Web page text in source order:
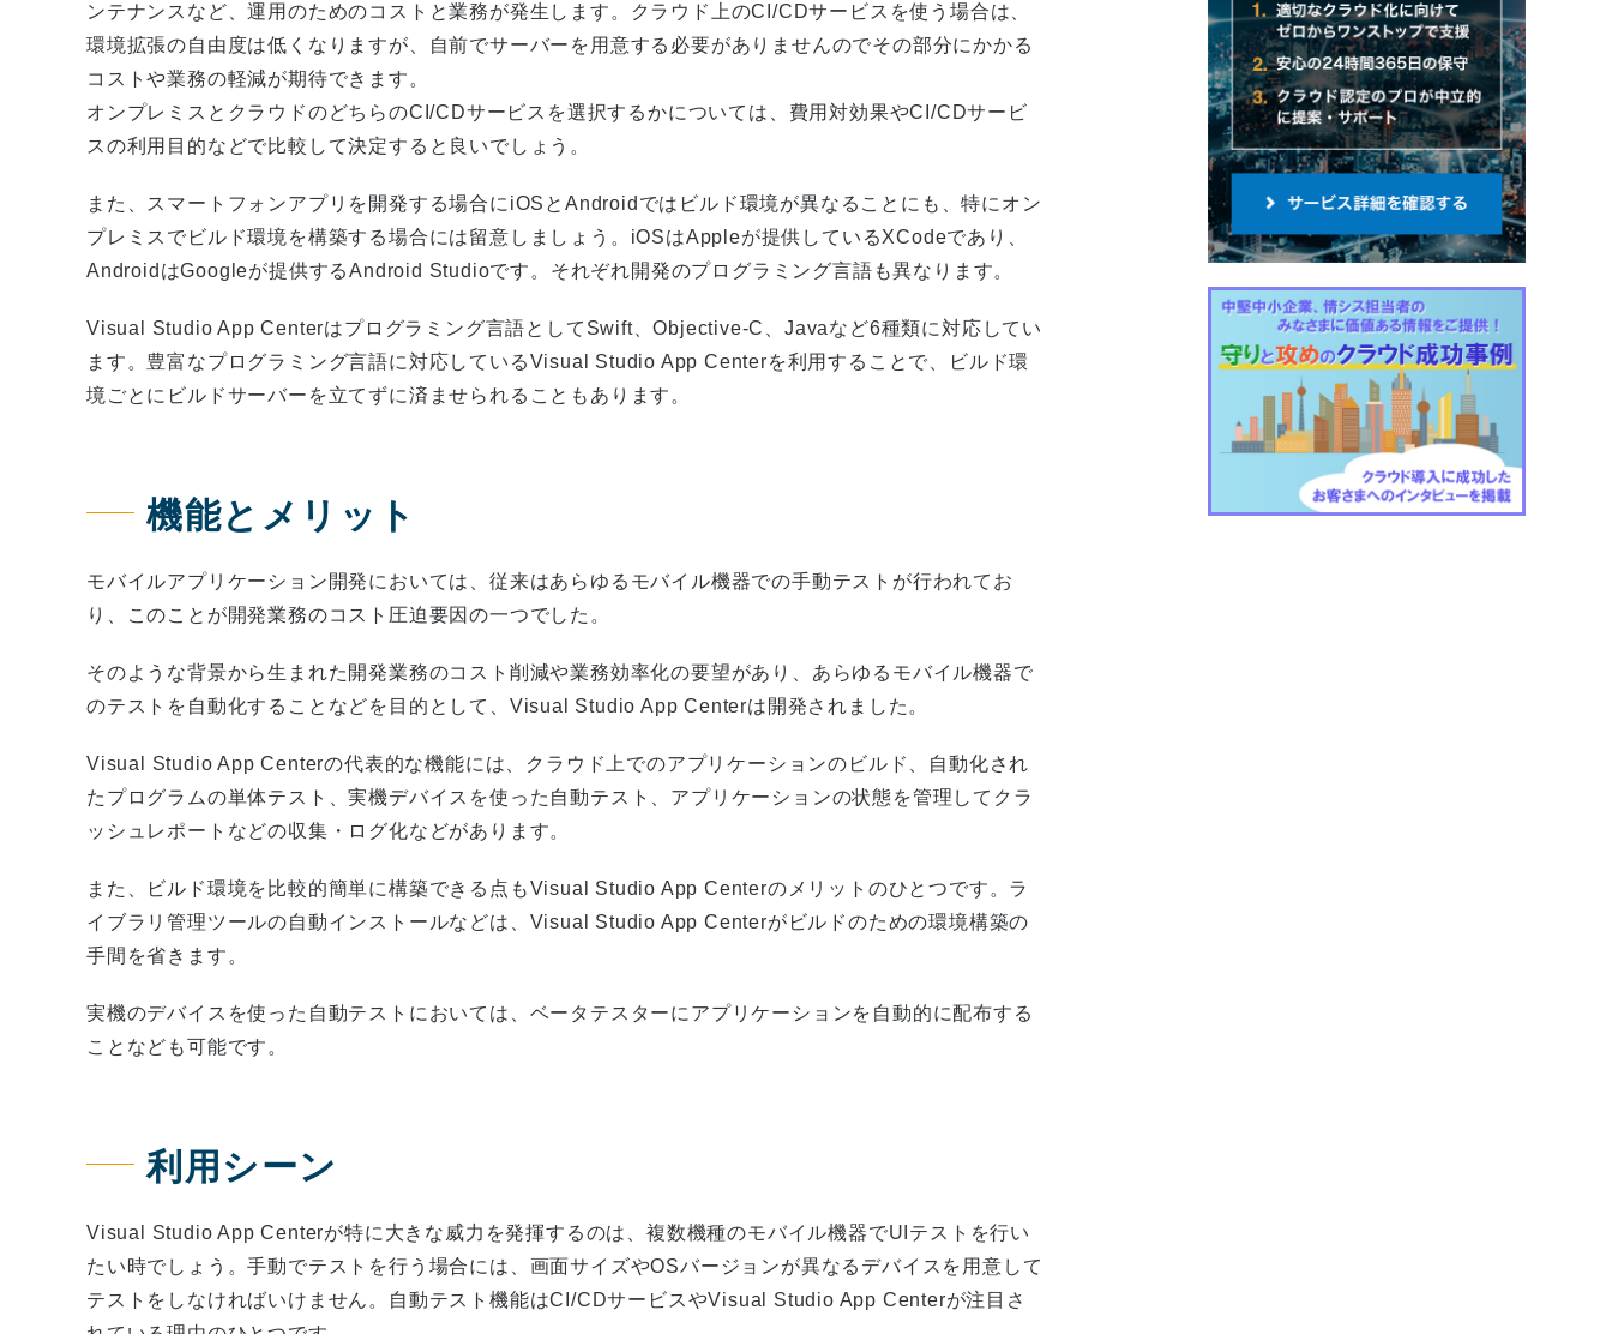
ンテナンスなど、運用のためのコストと業務が発生します。クラウド上のCI/CDサービスを使う場合は、
環境拡張の自由度は低くなりますが、自前でサーバーを用意する必要がありませんのでその部分にかかる
コストや業務の軽減が期待できます。
オンプレミスとクラウドのどちらのCI/CDサービスを選択するかについては、費用対効果やCI/CDサービ
スの利用目的などで比較して決定すると良いでしょう。
また、スマートフォンアプリを開発する場合にiOSとAndroidではビルド環境が異なることにも、特にオン
プレミスでビルド環境を構築する場合には留意しましょう。iOSはAppleが提供しているXCodeであり、
AndroidはGoogleが提供するAndroid Studioです。それぞれ開発のプログラミング言語も異なります。
Visual Studio App Centerはプログラミング言語としてSwift、Objective-C、Javaなど6種類に対応してい
ます。豊富なプログラミング言語に対応しているVisual Studio App Centerを利用することで、ビルド環
境ごとにビルドサーバーを立てずに済ませられることもあります。
機能とメリット
モバイルアプリケーション開発においては、従来はあらゆるモバイル機器での手動テストが行われてお
り、このことが開発業務のコスト圧迫要因の一つでした。
そのような背景から生まれた開発業務のコスト削減や業務効率化の要望があり、あらゆるモバイル機器で
のテストを自動化することなどを目的として、Visual Studio App Centerは開発されました。
Visual Studio App Centerの代表的な機能には、クラウド上でのアプリケーションのビルド、自動化され
たプログラムの単体テスト、実機デバイスを使った自動テスト、アプリケーションの状態を管理してクラ
ッシュレポートなどの収集・ログ化などがあります。
また、ビルド環境を比較的簡単に構築できる点もVisual Studio App Centerのメリットのひとつです。ラ
イブラリ管理ツールの自動インストールなどは、Visual Studio App Centerがビルドのための環境構築の
手間を省きます。
実機のデバイスを使った自動テストにおいては、ベータテスターにアプリケーションを自動的に配布する
ことなども可能です。
利用シーン
Visual Studio App Centerが特に大きな威力を発揮するのは、複数機種のモバイル機器でUIテストを行い
たい時でしょう。手動でテストを行う場合には、画面サイズやOSバージョンが異なるデバイスを用意して
テストをしなければいけません。自動テスト機能はCI/CDサービスやVisual Studio App Centerが注目さ